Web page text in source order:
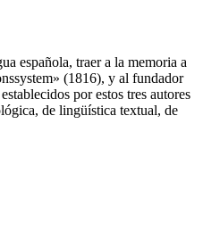
española, traer a la memoria a
(1816), y al fundador
por estos tres autores
de lingüística textual, de